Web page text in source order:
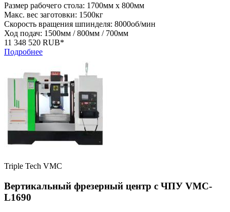
Размер рабочего стола: 1700мм x 800мм
Макс. вес заготовки: 1500кг
Скорость вращения шпинделя: 8000об/мин
Ход подач: 1500мм / 800мм / 700мм
11 348 520 RUB*
Подробнее
Triple Tech VMC
Вертикальный фрезерный центр с ЧПУ VMC-
L1690